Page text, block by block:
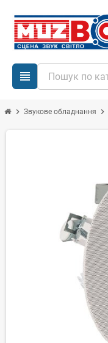
view_headline
chevron_right Звукове обладнання chevron_right